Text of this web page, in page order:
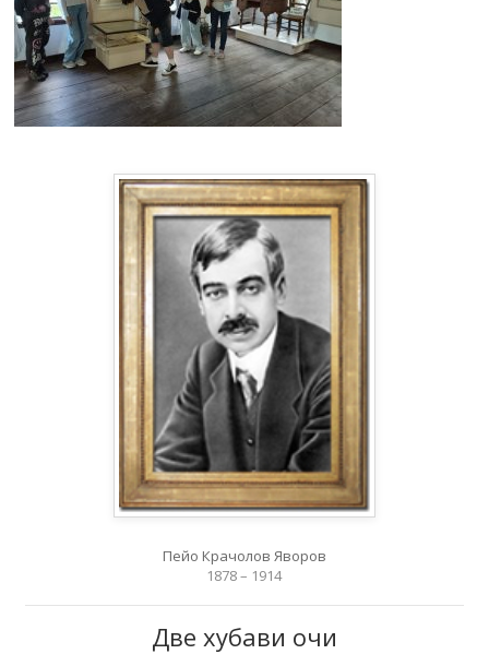
Пейо Крачолов Яворов
1878 – 1914
Две хубави очи